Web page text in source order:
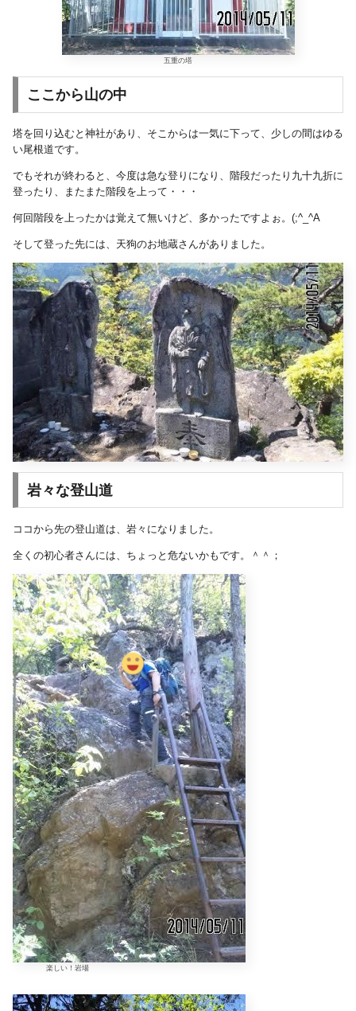
五重の塔
ここから山の中
塔を回り込むと神社があり、そこからは一気に下って、少しの間はゆる
い尾根道です。
でもそれが終わると、今度は急な登りになり、階段だったり九十九折に
登ったり、またまた階段を上って・・・
何回階段を上ったかは覚えて無いけど、多かったですよぉ。(;^_^A
そして登った先には、天狗のお地蔵さんがありました。
岩々な登山道
ココから先の登山道は、岩々になりました。
全くの初心者さんには、ちょっと危ないかもです。＾＾；
楽しい！岩場